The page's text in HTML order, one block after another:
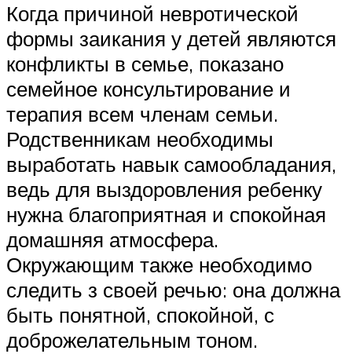
Когда причиной невротической
формы заикания у детей являются
конфликты в семье, показано
семейное консультирование и
терапия всем членам семьи.
Родственникам необходимы
выработать навык самообладания,
ведь для выздоровления ребенку
нужна благоприятная и спокойная
домашняя атмосфера.
Окружающим также необходимо
следить з своей речью: она должна
быть понятной, спокойной, с
доброжелательным тоном.